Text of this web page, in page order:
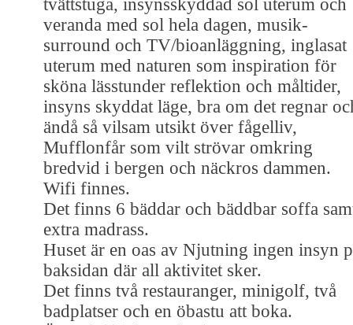
tvättstuga, insynsskyddad sol uterum och
veranda med sol hela dagen, musik-
surround och TV/bioanläggning, inglasat
uterum med naturen som inspiration för
sköna lässtunder reflektion och måltider,
insyns skyddat läge, bra om det regnar
ändå så vilsam utsikt över fågelliv,
Mufflonfår som vilt strövar omkring
bredvid i bergen och näckros dammen.
Wifi finnes.
Det finns 6 bäddar och bäddbar soffa
extra madrass.
Huset är en oas av Njutning ingen insyn
baksidan där all aktivitet sker.
Det finns två restauranger, minigolf, två
badplatser och en öbastu att boka.